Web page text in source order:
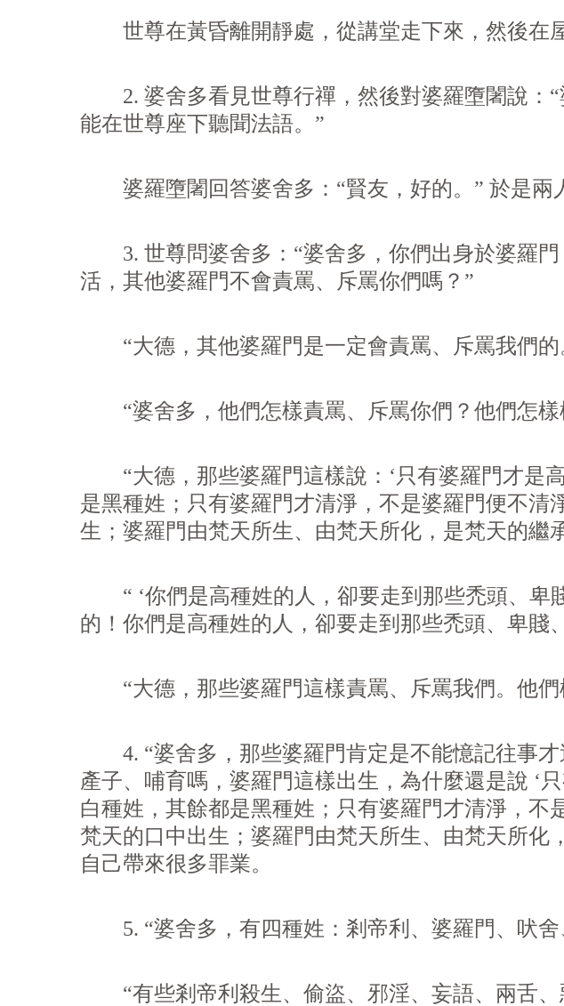
世尊在黃昏離開靜處，從講堂走下來，然後在屋
2. 婆舍多看見世尊行禪，然後對婆羅墮闍說：“
能在世尊座下聽聞法語。”
婆羅墮闍回答婆舍多：“賢友，好的。” 於是兩
3. 世尊問婆舍多：“婆舍多，你們出身於婆羅門
活，其他婆羅門不會責罵、斥罵你們嗎？”
“大德，其他婆羅門是一定會責罵、斥罵我們的
“婆舍多，他們怎樣責罵、斥罵你們？他們怎樣
“大德，那些婆羅門這樣說：‘只有婆羅門才是
是黑種姓；只有婆羅門才清淨，不是婆羅門便不
生；婆羅門由梵天所生、由梵天所化，是梵天的繼
“ ‘你們是高種姓的人，卻要走到那些禿頭、卑
的！你們是高種姓的人，卻要走到那些禿頭、卑賤
“大德，那些婆羅門這樣責罵、斥罵我們。他們
4. “婆舍多，那些婆羅門肯定是不能憶記往事才
產子、哺育嗎，婆羅門這樣出生，為什麼還是說 ‘
白種姓，其餘都是黑種姓；只有婆羅門才清淨，
梵天的口中出生；婆羅門由梵天所生、由梵天所化
自己帶來很多罪業。
5. “婆舍多，有四種姓：剎帝利、婆羅門、吠舍
“有些剎帝利殺生、偷盜、邪淫、妄語、兩舌、